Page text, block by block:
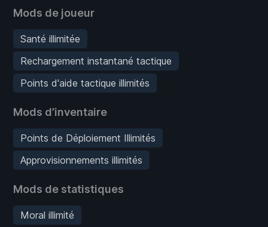
Mods de joueur
Santé illimitée
Rechargement instantané tactique
Points d'aide tactique illimités
Mods d’inventaire
Points de Déploiement Illimités
Approvisionnements illimités
Mods de statistiques
Moral illimité